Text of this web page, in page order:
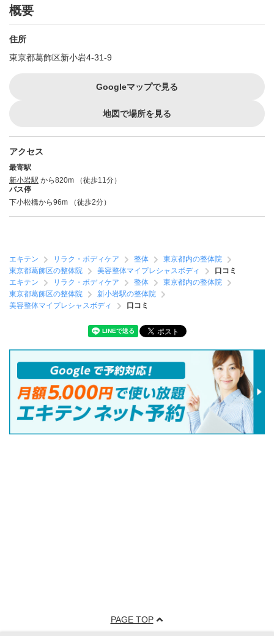
概要
住所
東京都葛飾区新小岩4-31-9
Googleマップで見る
地図で場所を見る
アクセス
最寄駅
新小岩駅 から820m （徒歩11分）
バス停
下小松橋から96m （徒歩2分）
エキテン リラク・ボディケア 整体
東京都内の整体院
東京都葛飾区の整体院
美容整体マイプレシャスボディ
口コミ
エキテン
リラク・ボディケア 整体
東京都内の整体院
東京都葛飾区の整体院
新小岩駅の整体院
美容整体マイプレシャスボディ
口コミ
PAGE TOP